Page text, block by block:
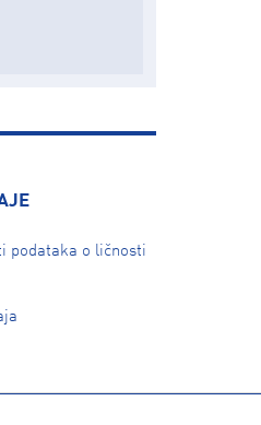
podataka o ličnosti